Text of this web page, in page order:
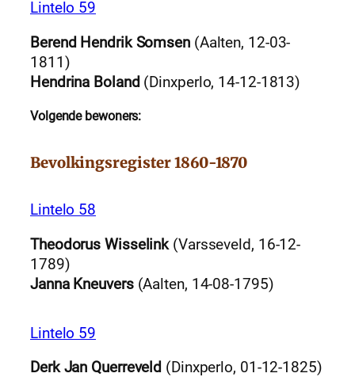
Lintelo 59
Berend Hendrik Somsen(Aalten, 12-03-
1811)
Hendrina Boland (Dinxperlo, 14-12-1813)
Volgende bewoners:
Bevolkingsregister 1860-1870
Lintelo 58
Theodorus Wisselink(Varsseveld, 16-12-
1789)
Janna Kneuvers(Aalten, 14-08-1795)
Lintelo 59
Derk Jan Querreveld (Dinxperlo, 01-12-1825)